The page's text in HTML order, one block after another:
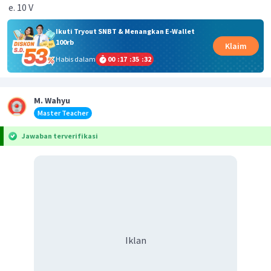
10 V
Ikuti Tryout SNBT & Menangkan E-Wallet
100rb
Habis dalam
00 :17 :35 :31
Klaim
M. Wahyu
Master Teacher
Jawaban terverifikasi
Iklan